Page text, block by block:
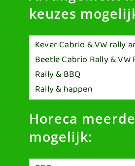
keuzes
Horeca
mogelijk: